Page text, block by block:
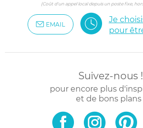
(Coût d'un appel local depuis un poste fixe,
EMAIL
Je
pour
Suivez-nous !
pour encore plus
et de bons plans